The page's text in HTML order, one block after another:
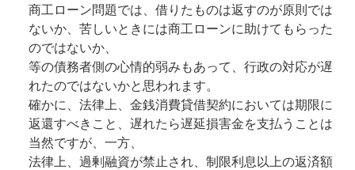
商工ローン問題では、借りたものは返すのが原則では
ないか、苦しいときには商工ローンに助けてもらった
のではないか、
等の債務者側の心情的弱みもあって、行政の対応が遅
れたのではないかと思われます。
確かに、法律上、金銭消費貸借契約においては期限に
返還すべきこと、遅れたら遅延損害金を支払うことは
当然ですが、一方、
法律上、過剰融資が禁止され、制限利息以上の返済額